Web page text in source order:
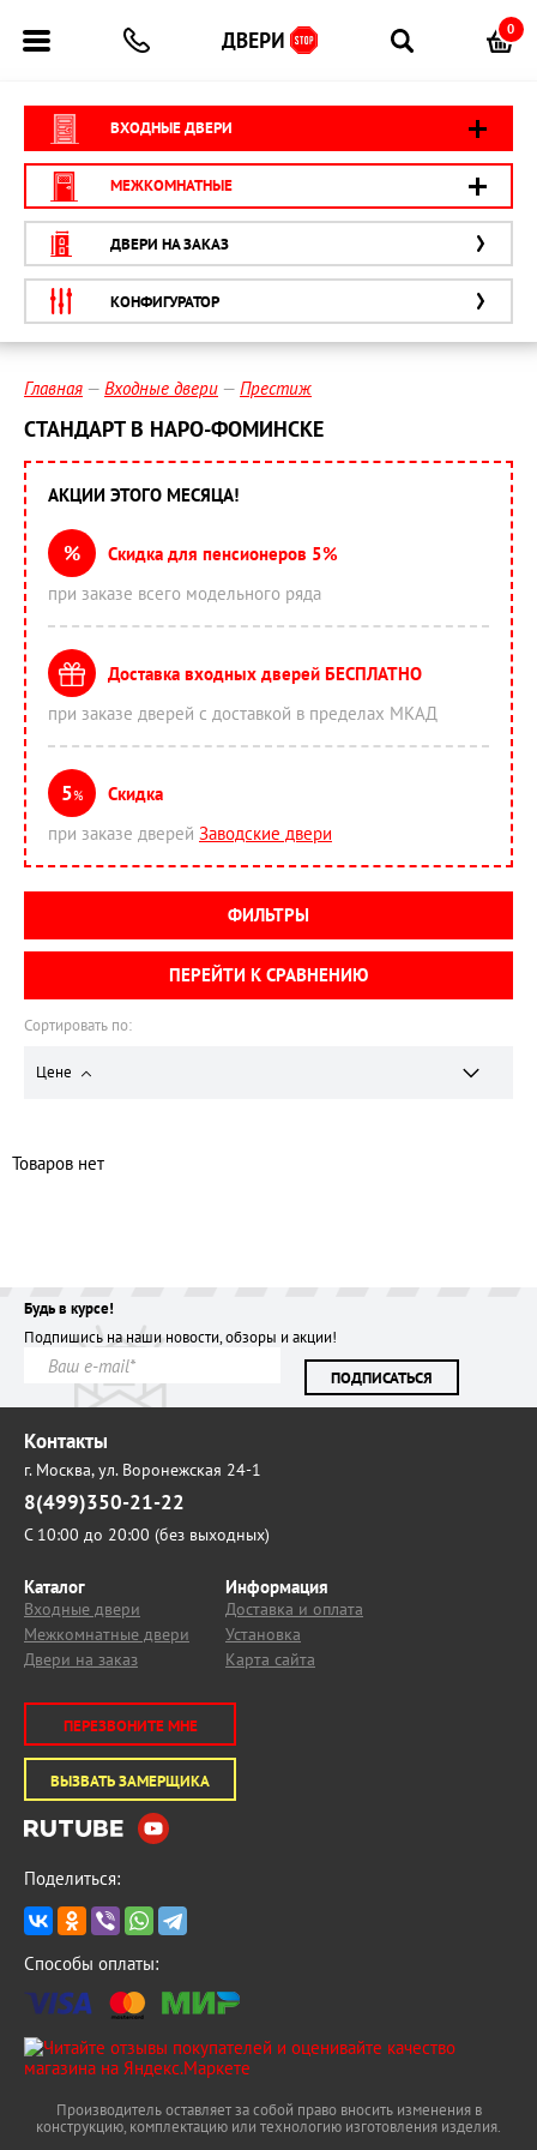
0
ВХОДНЫЕ ДВЕРИ
МЕЖКОМНАТНЫЕ
ДВЕРИ НА ЗАКАЗ
КОНФИГУРАТОР
Главная Входные двери Престиж
СТАНДАРТ В НАРО-ФОМИНСКЕ
Сортировать по:
Цене
Товаров нет
АКЦИИ ЭТОГО МЕСЯЦА!
%
Скидка для пенсионеров 5%
при заказе всего модельного ряда
Доставка входных дверей БЕСПЛАТНО
при заказе дверей с доставкой в пределах МКАД
5%
Скидка
при заказе дверей Заводские двери
ФИЛЬТРЫ
ПЕРЕЙТИ К СРАВНЕНИЮ
Будь в курсе!
Подпишись на наши новости, обзоры и акции!
ПОДПИСАТЬСЯ
Контакты
г. Москва,ул. Воронежская 24-1
8(499)350-21-22
С 10:00 до 20:00 (без выходных)
Каталог
Входные двери
Межкомнатные двери
Двери на заказ
Информация
Доставка и оплата
Установка
Карта сайта
ПЕРЕЗВОНИТЕ МНЕ
ВЫЗВАТЬ ЗАМЕРЩИКА
Поделиться:
Способы оплаты:
Производитель оставляет за собой право вносить изменения в
конструкцию, комплектацию или технологию изготовления изделия.